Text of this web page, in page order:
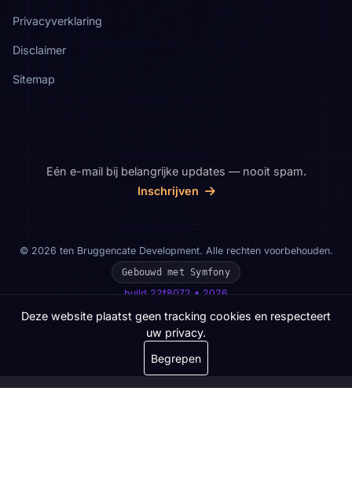
Deze website plaatst geen tracking cookies en respecteert
uw privacy.
Begrepen
Privacyverklaring
Disclaimer
Sitemap
Eén e-mail bij belangrijke updates — nooit spam.
Inschrijven
© 2026 ten Bruggencate Development. Alle rechten voorbehouden.
Gebouwd met Symfony
build 22f8072 • 2026